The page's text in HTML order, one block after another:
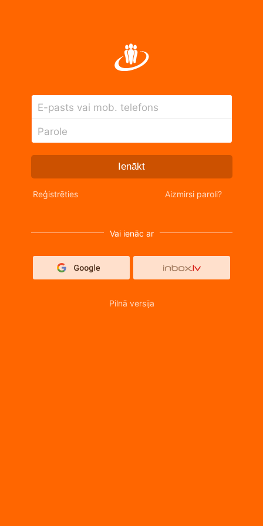
E-pasts vai mob. telefons
Parole
Ienākt
Reģistrēties Aizmirsi paroli?
Vai ienāc ar
Pilnā versija